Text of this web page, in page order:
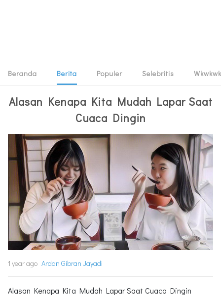
Beranda Berita Populer Selebritis Wkwkwk
Alasan Kenapa Kita Mudah Lapar Saat
Cuaca Dingin
1 year ago Ardan Gibran Jayadi
Alasan Kenapa Kita Mudah Lapar Saat Cuaca Dingin